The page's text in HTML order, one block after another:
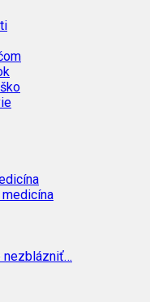
medicína
nezblázniť…